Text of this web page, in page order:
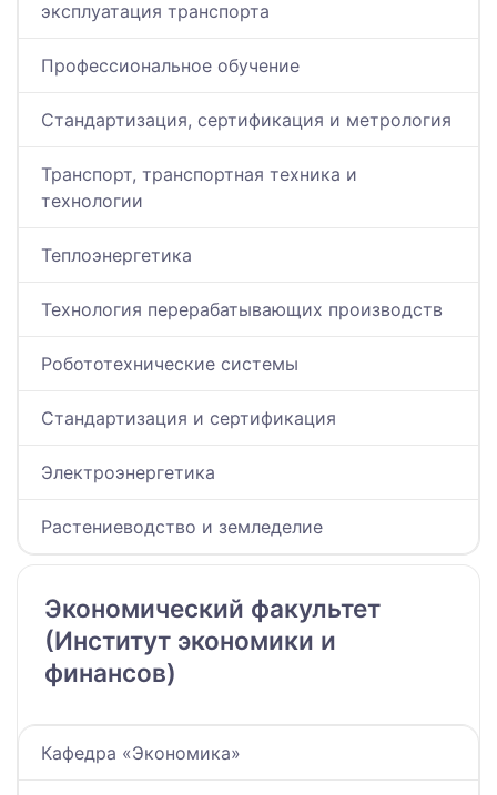
эксплуатация транспорта
Профессиональное обучение
Стандартизация, сертификация и метрология
Транспорт, транспортная техника и
технологии
Теплоэнергетика
Технология перерабатывающих производств
Робототехнические системы
Стандартизация и сертификация
Электроэнергетика
Растениеводство и земледелие
Экономический факультет
(Институт экономики и
финансов)
Кафедра «Экономика»